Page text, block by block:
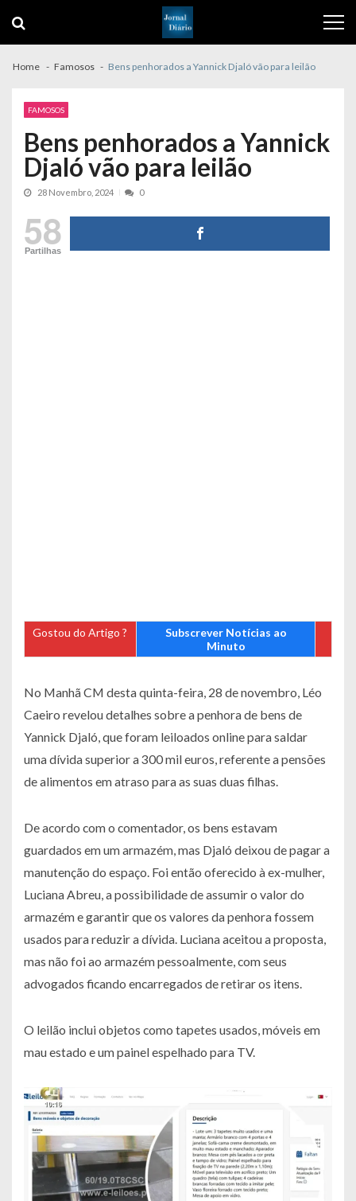
navigation
content
Home Famosos Bens penhorados a Yannick Djaló vão para leilão
FAMOSOS
Bens penhorados a Yannick
Djaló vão para leilão
28 Novembro, 2024 0
58
Partilhas
Gostou do Artigo ?
Subscrever Notícias ao
Minuto
No Manhã CM desta quinta-feira, 28 de novembro, Léo
Caeiro revelou detalhes sobre a penhora de bens de
Yannick Djaló, que foram leiloados online para saldar
uma dívida superior a 300 mil euros, referente a pensões
de alimentos em atraso para as suas duas filhas.
De acordo com o comentador, os bens estavam
guardados em um armazém, mas Djaló deixou de pagar a
manutenção do espaço. Foi então oferecido à ex-mulher,
Luciana Abreu, a possibilidade de assumir o valor do
armazém e garantir que os valores da penhora fossem
usados para reduzir a dívida. Luciana aceitou a proposta,
mas não foi ao armazém pessoalmente, com seus
advogados ficando encarregados de retirar os itens.
O leilão inclui objetos como tapetes usados, móveis em
mau estado e um painel espelhado para TV.